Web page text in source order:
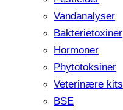
Vandanalyser
Bakterietoxiner
Hormoner
Phytotoksiner
Veterinære kits
BSE